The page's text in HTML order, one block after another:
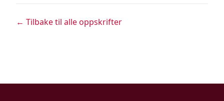
← Tilbake til alle oppskrifter